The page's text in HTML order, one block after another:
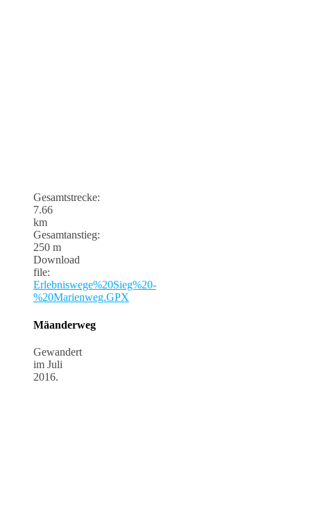
Gesamtstrecke:
7.66
km
Gesamtanstieg:
250 m
Download
file:
Erlebniswege%20Sieg%20-
%20Marienweg.GPX
Mäanderweg
Gewandert
im Juli
2016.